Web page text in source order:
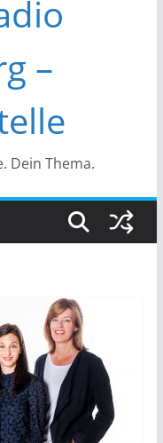
–
Dein Thema.